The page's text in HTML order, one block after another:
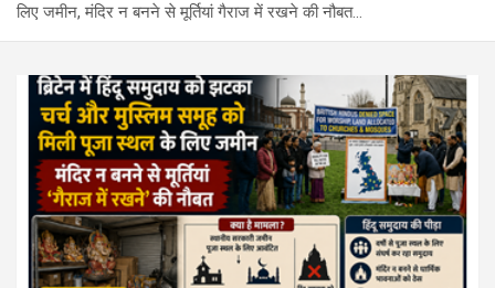
लिए जमीन, मंदिर न बनने से मूर्तियां गैराज में रखने की नौबत…